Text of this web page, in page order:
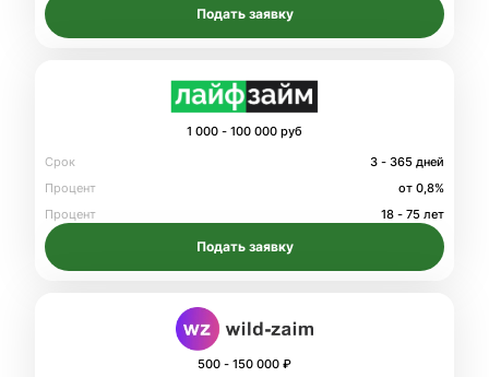
Подать заявку
1 000 - 100 000 руб
Срок
3 - 365 дней
Процент
от 0,8%
Процент
18 - 75 лет
Подать заявку
500 - 150 000 ₽